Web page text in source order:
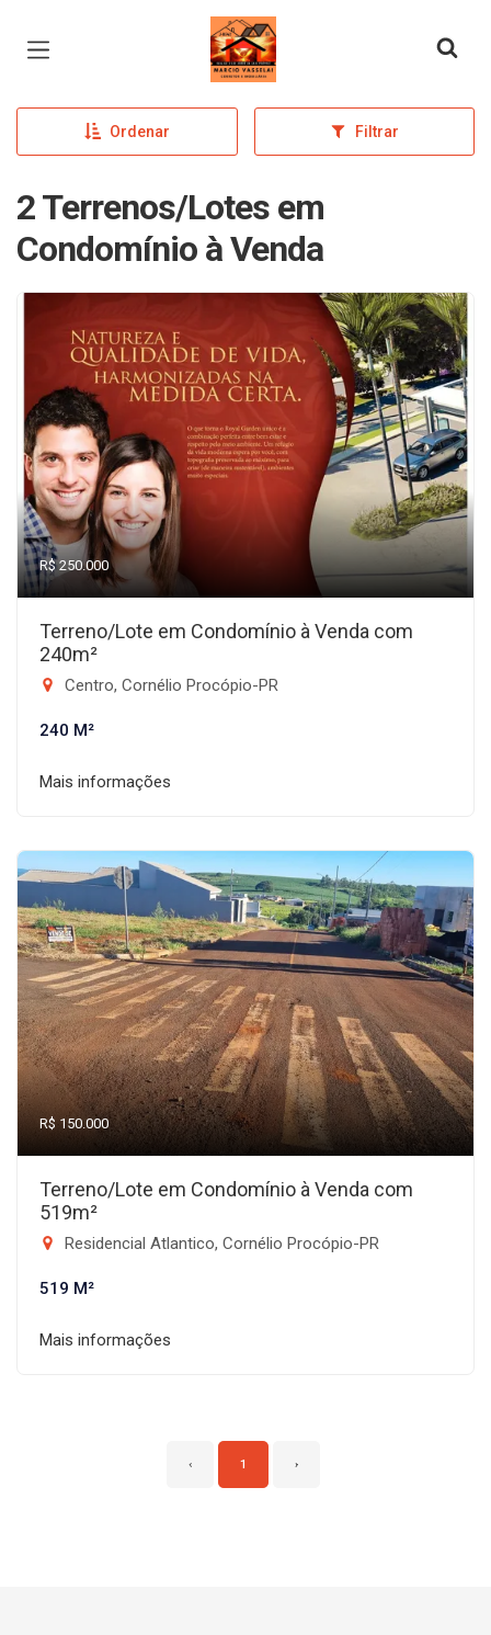
Página inicial
Ordenar Filtrar
2 Terrenos/Lotes em
Condomínio à Venda
R$ 250.000
Terreno/Lote em Condomínio à Venda com
240m²
Centro, Cornélio Procópio-PR
240 M²
Mais informações
R$ 150.000
Terreno/Lote em Condomínio à Venda com
519m²
Residencial Atlantico, Cornélio Procópio-PR
519 M²
Mais informações
‹ 1 ›